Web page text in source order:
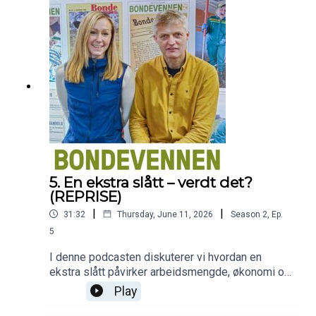
deler sine erfaringer.Fagbladet Bondevennens
podcast blir presentert i samarbeid med
Sparebank 1 SR-Bank og Tveit Rekneskap og
Felleskjøpet Rogaland Agder.
5. En ekstra slått – verdt det?
(REPRISE)
31:32 | Thursday, June 11, 2026 | Season 2, Ep.
5
I denne podcasten diskuterer vi hvordan en
ekstra slått påvirker arbeidsmengde, økonomi og
fôringssituasjon. Leder for grovfôrsatsinga i
TINE, Helge Øksendal, har regna grundig på dette,
Play